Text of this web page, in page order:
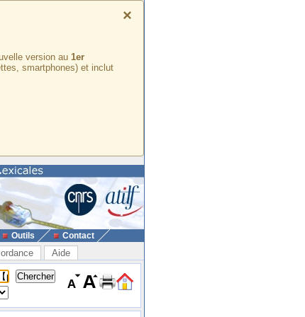
×
version au 1er
smartphones) et inclut
Outils Contact
Aide